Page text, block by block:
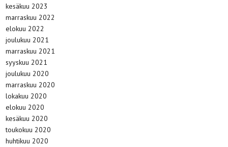
kesäkuu 2023
marraskuu 2022
elokuu 2022
joulukuu 2021
marraskuu 2021
syyskuu 2021
joulukuu 2020
marraskuu 2020
lokakuu 2020
elokuu 2020
kesäkuu 2020
toukokuu 2020
huhtikuu 2020